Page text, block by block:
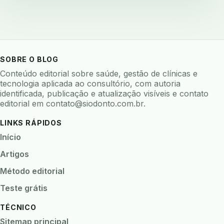
bioceramicos biocompatibilidade
biofeedback
biofilme linhas agua bioimpedancia
biomarcadores biomateriais biomecanica
biometria biometria clinica biometria facial
biopsia biopsia oral
biosseguranca clinica
biossensores
blockchain
SOBRE O BLOG
Conteúdo editorial sobre saúde, gestão de clínicas e
tecnologia aplicada ao consultório, com autoria
identificada, publicação e atualização visíveis e contato
editorial em contato@siodonto.com.br.
LINKS RÁPIDOS
Início
Artigos
Método editorial
Teste grátis
TÉCNICO
Sitemap principal